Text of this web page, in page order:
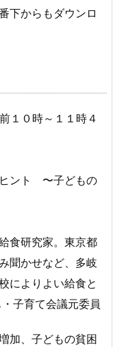
下からもダウンロ
０時～１１時４
ント 〜子どもの
食研究家。東京都
聞かせなど、多岐
によりよい給食と
子育て会議元委員
加、子どもの貧困